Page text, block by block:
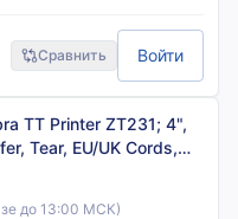
Сравнить Войти
TT Printer ZT231; 4",
Tear, EU/UK Cords,
USB Host, EZPL
до 13:00 МСК)